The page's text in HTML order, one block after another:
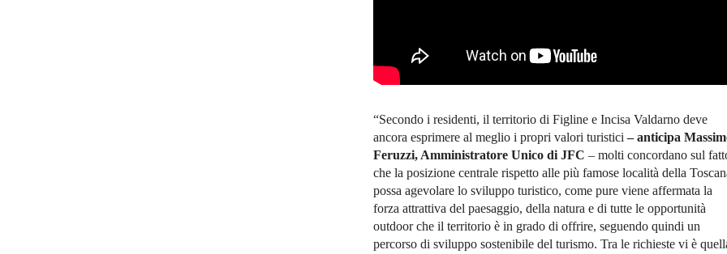
“Secondo i residenti, il territorio di Figline e Incisa Valdarno deve
ancora esprimere al meglio i propri valori turistici– anticipa
Feruzzi, Amministratore Unico di JFC – molti concordano sul
che la posizione centrale rispetto alle più famose località della
possa agevolare lo sviluppo turistico, come pure viene affermata la
forza attrattiva del paesaggio, della natura e di tutte le opportunità
outdoor che il territorio è in grado di offrire, seguendo quindi un
percorso di sviluppo sostenibile del turismo. Tra le richieste vi è